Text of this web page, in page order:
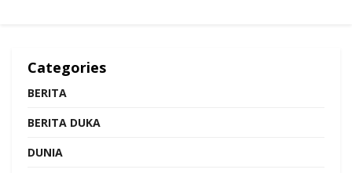
Categories
BERITA
BERITA DUKA
DUNIA